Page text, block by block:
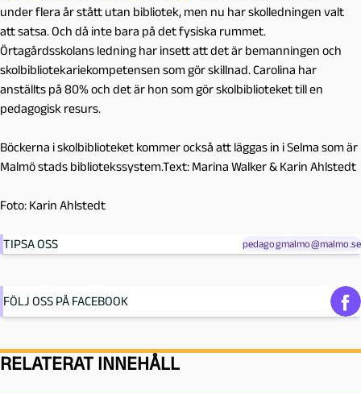
under flera år stått utan bibliotek, men nu har skolledningen valt
att satsa. Och då inte bara på det fysiska rummet.
Örtagårdsskolans ledning har insett att det är bemanningen och
skolbibliotekariekompetensen som gör skillnad. Carolina har
anställts på 80% och det är hon som gör skolbiblioteket till en
pedagogisk resurs.
Böckerna i skolbiblioteket kommer också att läggas in i Selma som är
Malmö stads bibliotekssystem.Text: Marina Walker & Karin Ahlstedt
Foto: Karin Ahlstedt
TIPSA OSS pedagogmalmo@malmo.se
FÖLJ OSS PÅ FACEBOOK
RELATERAT INNEHÅLL